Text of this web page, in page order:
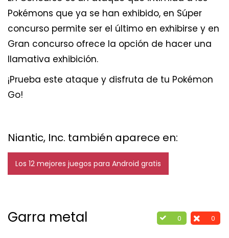
Pokémons que ya se han exhibido, en Súper
concurso permite ser el último en exhibirse y en
Gran concurso ofrece la opción de hacer una
llamativa exhibición.
¡Prueba este ataque y disfruta de tu Pokémon
Go!
Niantic, Inc. también aparece en:
Los 12 mejores juegos para Android gratis
0 0
Garra metal